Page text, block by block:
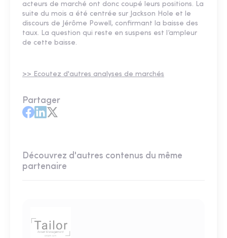
acteurs de marché ont donc coupé leurs positions. La
suite du mois a été centrée sur Jackson Hole et le
discours de Jérôme Powell, confirmant la baisse des
taux. La question qui reste en suspens est l’ampleur
de cette baisse.
>> Ecoutez d'autres analyses de marchés
Partager
Découvrez d'autres contenus du même
partenaire